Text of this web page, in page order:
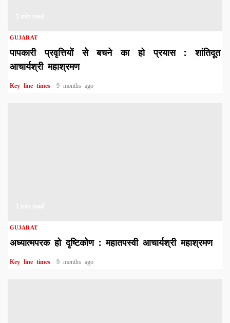
GUJARAT
पापकारी प्रवृत्तियों से बचने का हो प्रयास : शांतिदूत
आचार्यश्री महाश्रमण
Key line times 9 months ago
GUJARAT
अध्यात्मपरक हो दृष्टिकोण : महातपस्वी आचार्यश्री महाश्रमण
Key line times 9 months ago